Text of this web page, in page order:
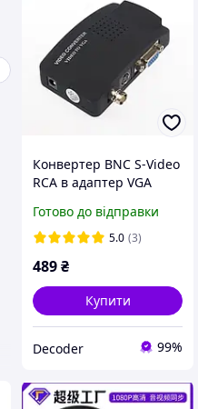
Конвертер BNC S-Video
RCA в адаптер VGA
композит сигналу
тюльпан AV на ВЖА для
BNC to
Готово до відправки
5.0 (3)
489₴
Купити
Decoder 99%